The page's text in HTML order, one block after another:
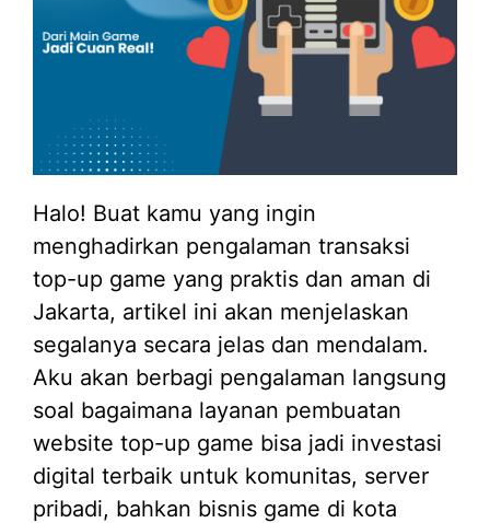
Halo! Buat kamu yang ingin
menghadirkan pengalaman transaksi
top-up game yang praktis dan aman di
Jakarta, artikel ini akan menjelaskan
segalanya secara jelas dan mendalam.
Aku akan berbagi pengalaman langsung
soal bagaimana layanan pembuatan
website top-up game bisa jadi investasi
digital terbaik untuk komunitas, server
pribadi, bahkan bisnis game di kota